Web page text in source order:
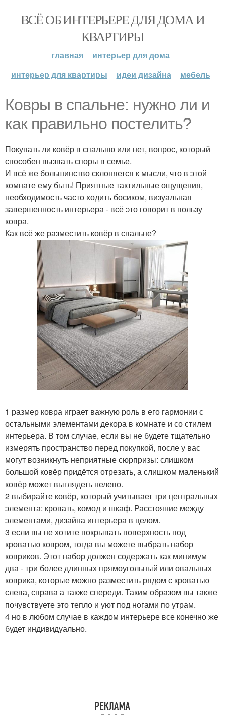
ВСЁ ОБ ИНТЕРЬЕРЕ ДЛЯ ДОМА И
КВАРТИРЫ
главная
интерьер для дома
интерьер для квартиры
идеи дизайна мебель
Ковры в спальне: нужно ли и
как правильно постелить?
Покупать ли ковёр в спальню или нет, вопрос, который
способен вызвать споры в семье.
И всё же большинство склоняется к мысли, что в этой
комнате ему быть! Приятные тактильные ощущения,
необходимость часто ходить босиком, визуальная
завершенность интерьера - всё это говорит в пользу
ковра.
Как всё же разместить ковёр в спальне?
1 размер ковра играет важную роль в его гармонии с
остальными элементами декора в комнате и со стилем
интерьера. В том случае, если вы не будете тщательно
измерять пространство перед покупкой, после у вас
могут возникнуть неприятные сюрпризы: слишком
большой ковёр придётся отрезать, а слишком маленький
ковёр может выглядеть нелепо.
2 выбирайте ковёр, который учитывает три центральных
элемента: кровать, комод и шкаф. Расстояние между
элементами, дизайна интерьера в целом.
3 если вы не хотите покрывать поверхность под
кроватью ковром, тогда вы можете выбрать набор
ковриков. Этот набор должен содержать как минимум
два - три более длинных прямоугольный или овальных
коврика, которые можно разместить рядом с кроватью
слева, справа а также спереди. Таким образом вы также
почувствуете это тепло и уют под ногами по утрам.
4 но в любом случае в каждом интерьере все конечно же
будет индивидуально.